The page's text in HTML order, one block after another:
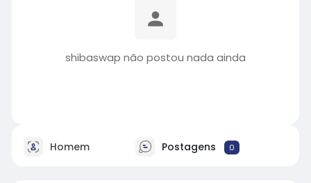
shibaswap não postou nada ainda
Homem Postagens 0